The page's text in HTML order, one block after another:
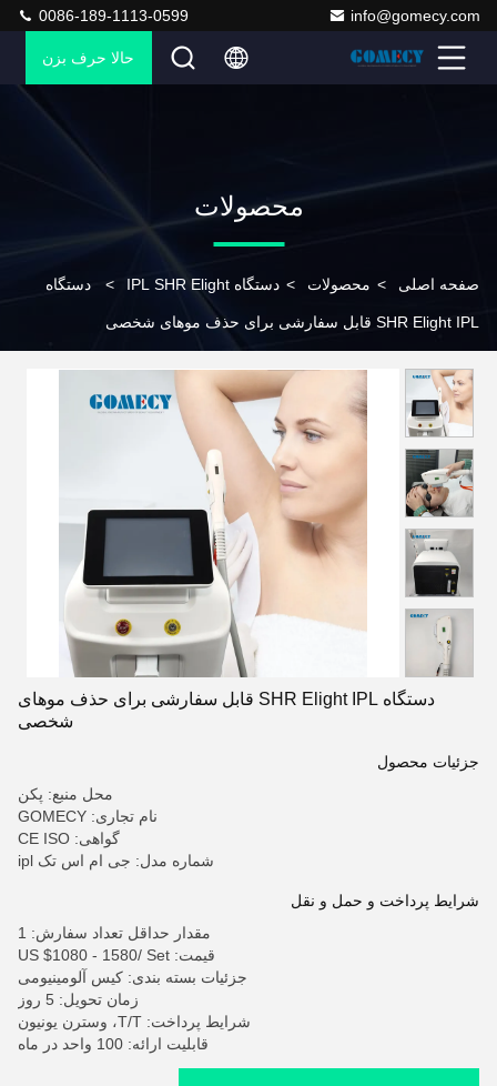
info@gomecy.com
0086-189-1113-0599
حالا حرف بزن
محصولات
صفحه اصلی > محصولات > دستگاه IPL SHR Elight > دستگاه
SHR Elight IPL قابل سفارشی برای حذف موهای شخصی
دستگاه SHR Elight IPL قابل سفارشی برای حذف موهای
شخصی
جزئیات محصول
محل منبع: پکن
نام تجاری: GOMECY
گواهی: CE ISO
شماره مدل: جی ام اس تک ipl
شرایط پرداخت و حمل و نقل
مقدار حداقل تعداد سفارش: 1
قیمت: US $1080 - 1580/ Set
جزئیات بسته بندی: کیس آلومینیومی
زمان تحویل: 5 روز
شرایط پرداخت: T/T، وسترن یونیون
قابلیت ارائه: 100 واحد در ماه